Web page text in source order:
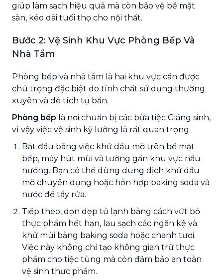
giúp làm sạch hiệu quả mà còn bảo vệ bề mặt
sàn, kéo dài tuổi thọ cho nội thất.
Bước 2: Vệ Sinh Khu Vực Phòng Bếp Và
Nhà Tắm
Phòng bếp và nhà tắm là hai khu vực cần được
chú trọng đặc biệt do tính chất sử dụng thường
xuyên và dễ tích tụ bẩn.
Phòng bếp là nơi chuẩn bị các bữa tiệc Giáng sinh,
vì vậy việc vệ sinh kỹ lưỡng là rất quan trọng.
Bắt đầu bằng việc khử dầu mỡ trên bề mặt
bếp, máy hút mùi và tường gần khu vực nấu
nướng. Bạn có thể dùng dung dịch khử dầu
mỡ chuyên dụng hoặc hỗn hợp baking soda và
nước để tẩy rửa.
Tiếp theo, dọn dẹp tủ lạnh bằng cách vứt bỏ
thực phẩm hết hạn, lau sạch các ngăn kệ và
khử mùi bằng baking soda hoặc chanh tươi.
Việc này không chỉ tạo không gian trữ thực
phẩm cho tiệc tùng mà còn đảm bảo an toàn
vệ sinh thực phẩm.